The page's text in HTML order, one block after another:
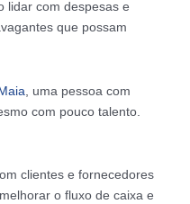
lidar com despesas e
que possam
, uma pessoa com
com pouco talento.
clientes e fornecedores
o fluxo de caixa e